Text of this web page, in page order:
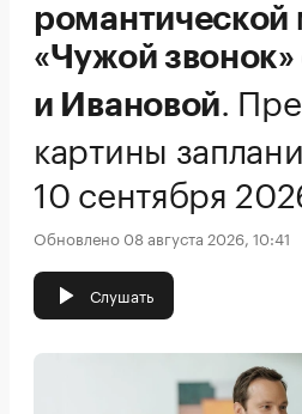
«Чужой
и Ивановой.
картины
10 сентября
Обновлено 08 августа 2026, 10:41
Слушать